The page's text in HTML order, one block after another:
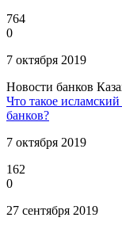
764
0
7 октября 2019
Новости банков
Что такое
банков?
7 октября 2019
162
0
27 сентября 2019